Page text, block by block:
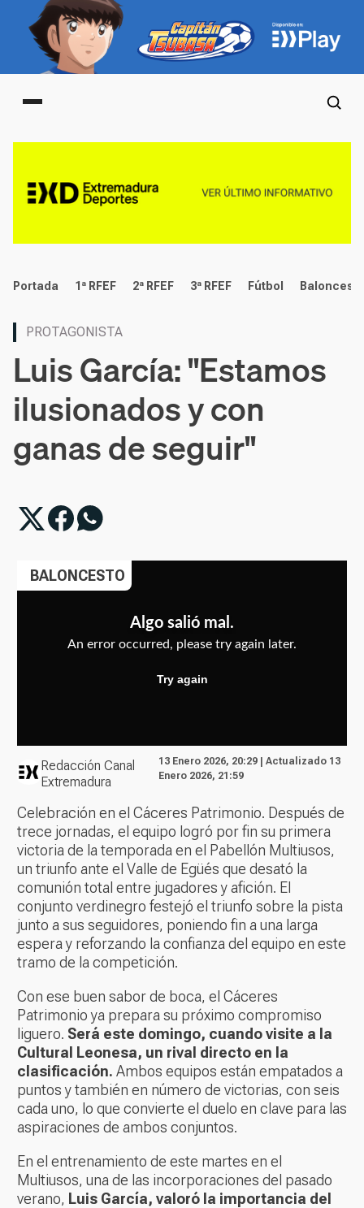
Main menu
deportes
Portada 1ª RFEF 2ª RFEF 3ª RFEF Fútbol Baloncesto
PROTAGONISTA
Luis García: "Estamos
ilusionados y con
ganas de seguir"
BALONCESTO
Redacción Canal
Extremadura
13 Enero 2026, 20:29 | Actualizado 13
Enero 2026, 21:59
Celebración en el Cáceres Patrimonio. Después de
trece jornadas, el equipo logró por fin su primera
victoria de la temporada en el Pabellón Multiusos,
un triunfo ante el Valle de Egüés que desató la
comunión total entre jugadores y afición. El
conjunto verdinegro festejó el triunfo sobre la pista
junto a sus seguidores, poniendo fin a una larga
espera y reforzando la confianza del equipo en este
tramo de la competición.
Con ese buen sabor de boca, el Cáceres
Patrimonio ya prepara su próximo compromiso
liguero. Será este domingo, cuando visite a la
Cultural Leonesa, un rival directo en la
clasificación. Ambos equipos están empatados a
puntos y también en número de victorias, con seis
cada uno, lo que convierte el duelo en clave para las
aspiraciones de ambos conjuntos.
En el entrenamiento de este martes en el
Multiusos, una de las incorporaciones del pasado
verano, Luis García, valoró la importancia del